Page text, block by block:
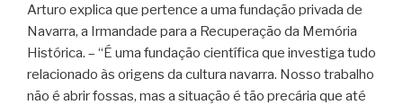
Arturo explica que pertence a uma fundação privada de
Navarra, a Irmandade para a Recuperação da Memória
Histórica. – “É uma fundação científica que investiga tudo
relacionado às origens da cultura navarra. Nosso trabalho
não é abrir fossas, mas a situação é tão precária que até